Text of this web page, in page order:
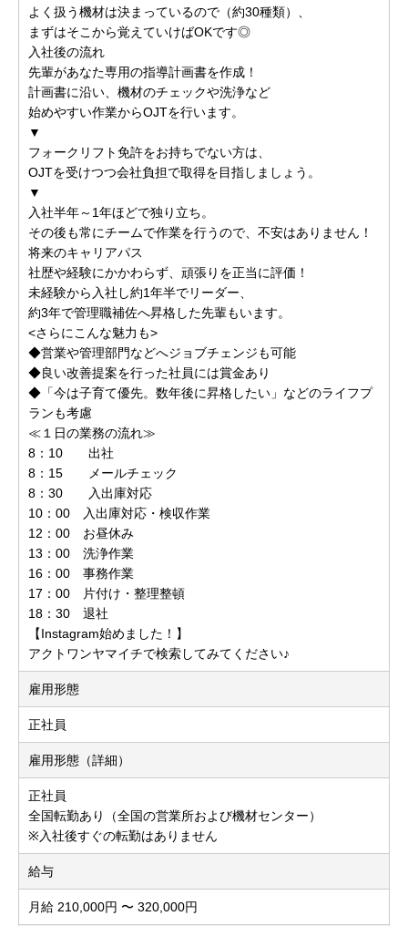
よく扱う機材は決まっているので（約30種類）、
まずはそこから覚えていけばOKです◎
入社後の流れ
先輩があなた専用の指導計画書を作成！
計画書に沿い、機材のチェックや洗浄など
始めやすい作業からOJTを行います。
▼
フォークリフト免許をお持ちでない方は、
OJTを受けつつ会社負担で取得を目指しましょう。
▼
入社半年～1年ほどで独り立ち。
その後も常にチームで作業を行うので、不安はありません！
将来のキャリアパス
社歴や経験にかかわらず、頑張りを正当に評価！
未経験から入社し約1年半でリーダー、
約3年で管理職補佐へ昇格した先輩もいます。
<さらにこんな魅力も>
◆営業や管理部門などへジョブチェンジも可能
◆良い改善提案を行った社員には賞金あり
◆「今は子育て優先。数年後に昇格したい」などのライフプ
ランも考慮
≪１日の業務の流れ≫
8：10 出社
8：15 メールチェック
8：30 入出庫対応
10：00 入出庫対応・検収作業
12：00 お昼休み
13：00 洗浄作業
16：00 事務作業
17：00 片付け・整理整頓
18：30 退社
【Instagram始めました！】
アクトワンヤマイチで検索してみてください♪
雇用形態
正社員
雇用形態（詳細）
正社員
全国転勤あり（全国の営業所および機材センター）
※入社後すぐの転勤はありません
給与
月給 210,000円 〜 320,000円